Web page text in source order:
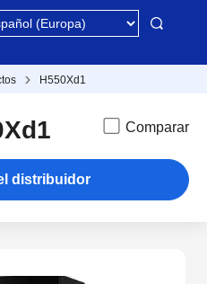
H550Xd1
Comparar
distribuidor